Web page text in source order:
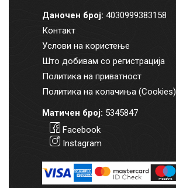
Даночен број: 4030999383158
Контакт
Услови на користење
Што добивам со регистрација
Политика на приватност
Политика на колачиња (Cookies)
Матичен број: 5345847
Facebook
Instagram